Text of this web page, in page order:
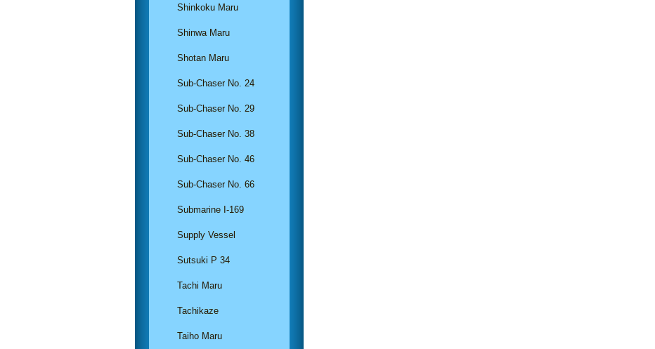
Shinkoku Maru
Shinwa Maru
Shotan Maru
Sub-Chaser No. 24
Sub-Chaser No. 29
Sub-Chaser No. 38
Sub-Chaser No. 46
Sub-Chaser No. 66
Submarine I-169
Supply Vessel
Sutsuki P 34
Tachi Maru
Tachikaze
Taiho Maru